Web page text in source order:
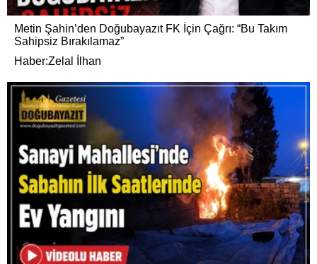
Metin Şahin’den Doğubayazıt FK İçin Çağrı: “Bu Takım
Sahipsiz Bırakılamaz”
Haber:Zelal İlhan